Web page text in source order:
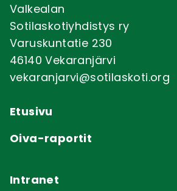
Valkealan
Sotilaskotiyhdistys ry
Varuskuntatie 230
46140 Vekaranjärvi
vekaranjarvi@sotilaskoti.org
Etusivu
Oiva-raportit
Intranet